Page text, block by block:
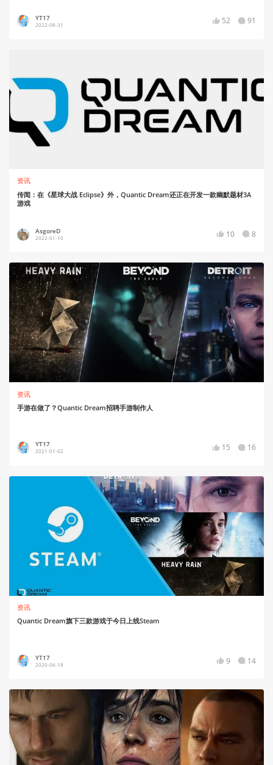
YT17
2022-08-31 52 91
资讯
传闻：在《星球大战 Eclipse》外，Quantic Dream还正在开发一款幽默题材3A
游戏
AsgoreD
2022-01-10 10 8
资讯
手游在做了？Quantic Dream招聘手游制作人
YT17
2021-01-02 15 16
资讯
Quantic Dream旗下三款游戏于今日上线Steam
YT17
2020-06-18 9 14